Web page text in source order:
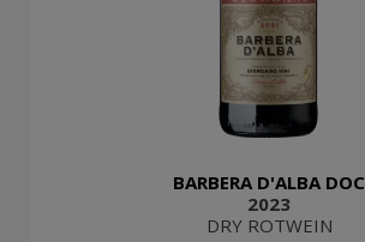
BARBERA D'ALBA DOC
2023
DRY ROTWEIN